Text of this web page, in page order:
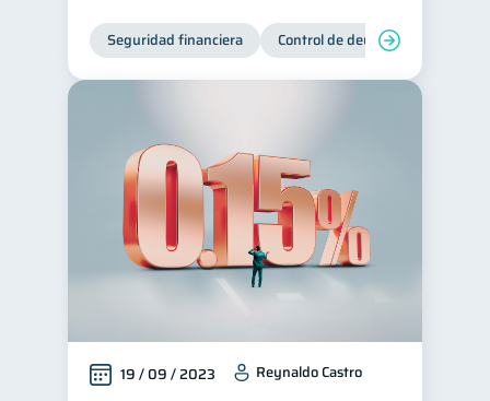
Seguridad financiera Control de deudas
19 / 09 / 2023 Reynaldo Castro